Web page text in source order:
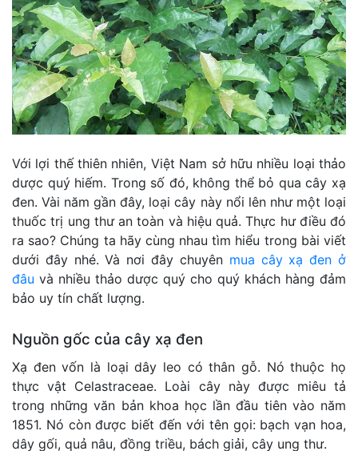
Với lợi thế thiên nhiên, Việt Nam sở hữu nhiều loại thảo
dược quý hiếm. Trong số đó, không thể bỏ qua cây xạ
đen. Vài năm gần đây, loại cây này nổi lên như một loại
thuốc trị ung thư an toàn và hiệu quả. Thực hư điều đó
ra sao? Chúng ta hãy cùng nhau tìm hiểu trong bài viết
dưới đây nhé. Và nơi đây chuyên mua cây xạ đen ở
đâu và nhiều thảo dược quý cho quý khách hàng đảm
bảo uy tín chất lượng.
Nguồn gốc của cây xạ đen
Xạ đen vốn là loại dây leo có thân gỗ. Nó thuộc họ
thực vật Celastraceae. Loài cây này được miêu tả
trong những văn bản khoa học lần đầu tiên vào năm
1851. Nó còn được biết đến với tên gọi: bạch vạn hoa,
dây gối, quả nâu, đồng triều, bách giải, cây ung thư.